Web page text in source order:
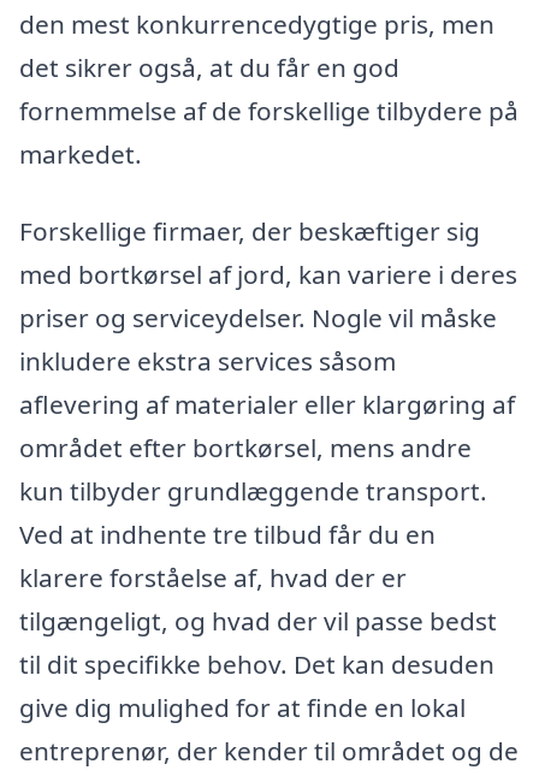
den mest konkurrencedygtige pris, men
det sikrer også, at du får en god
fornemmelse af de forskellige tilbydere på
markedet.
Forskellige firmaer, der beskæftiger sig
med bortkørsel af jord, kan variere i deres
priser og serviceydelser. Nogle vil måske
inkludere ekstra services såsom
aflevering af materialer eller klargøring af
området efter bortkørsel, mens andre
kun tilbyder grundlæggende transport.
Ved at indhente tre tilbud får du en
klarere forståelse af, hvad der er
tilgængeligt, og hvad der vil passe bedst
til dit specifikke behov. Det kan desuden
give dig mulighed for at finde en lokal
entreprenør, der kender til området og de